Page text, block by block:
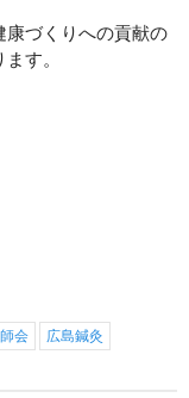
康づくりへの貢献の
す。
会 広島鍼灸